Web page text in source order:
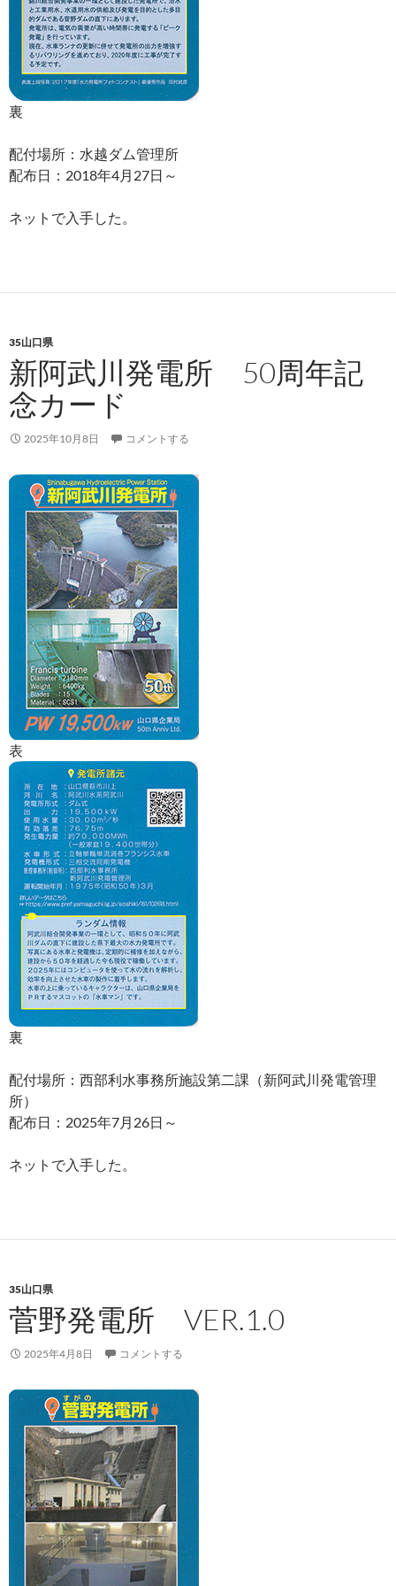
裏
配付場所：水越ダム管理所
配布日：2018年4月27日～
ネットで入手した。
35山口県
新阿武川発電所 50周年記
念カード
2025年10月8日 コメントする
表
裏
配付場所：西部利水事務所施設第二課（新阿武川発電管理
所）
配布日：2025年7月26日～
ネットで入手した。
35山口県
菅野発電所 VER.1.0
2025年4月8日 コメントする